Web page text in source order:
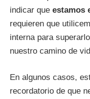
indicar que estamos
requieren que
interna para
nuestro camino de
En algunos casos,
recordatorio de que